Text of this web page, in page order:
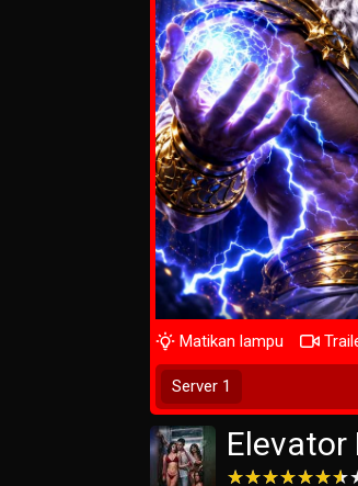
Tunggu 2 Detik
Matikan lampu
Server 1
Elevator